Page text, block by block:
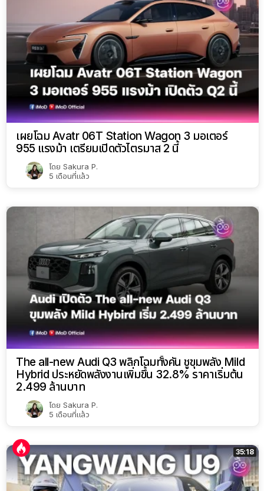
เผยโฉม Avatr 06T Station Wagon 3 มอเตอร์
955 แรงม้า เตรียมเปิดตัวไตรมาส 2 นี้
โดย Sakura P.
5 เดือนที่แล้ว
The all-new Audi Q3 พลิกโฉมทั้งคัน ชูขุมพลัง Mild
Hybrid ประหยัดพลังงานเพิ่มขึ้น 32.8% ราคาเริ่มต้น
2.499 ล้านบาท
โดย Sakura P.
5 เดือนที่แล้ว
35:18